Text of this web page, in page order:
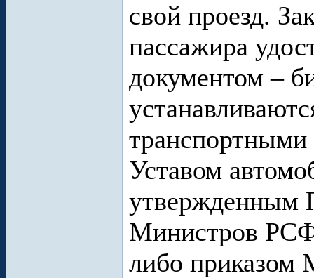
свой проезд.
пассажира
документом –
транспортными
Уставом
утвержденным
Министров
либо приказом